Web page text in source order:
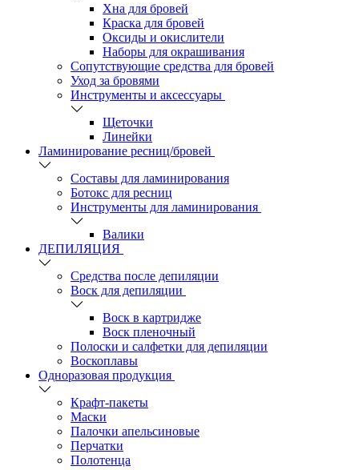
Хна для бровей
Краска для бровей
Оксиды и окислители
Наборы для окрашивания
Сопутствующие средства для бровей
Уход за бровями
Инструменты и аксессуары
Щеточки
Линейки
Ламинирование ресниц/бровей
Составы для ламинирования
Ботокс для ресниц
Инструменты для ламинирования
Валики
ДЕПИЛЯЦИЯ
Средства после депиляции
Воск для депиляции
Воск в картридже
Воск пленочный
Полоски и салфетки для депиляции
Воскоплавы
Одноразовая продукция
Крафт-пакеты
Маски
Палочки апельсиновые
Перчатки
Полотенца